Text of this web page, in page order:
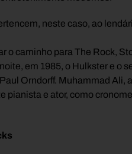
neste caso, ao
o caminho para The Rock,
em 1985, o Hulkster e o
Orndorff. Muhammad
pianista e ator, como